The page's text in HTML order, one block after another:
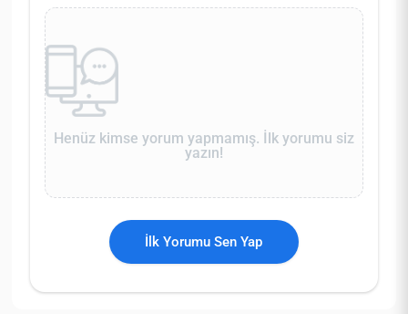
Henüz kimse yorum yapmamış. İlk yorumu siz
yazın!
İlk Yorumu Sen Yap